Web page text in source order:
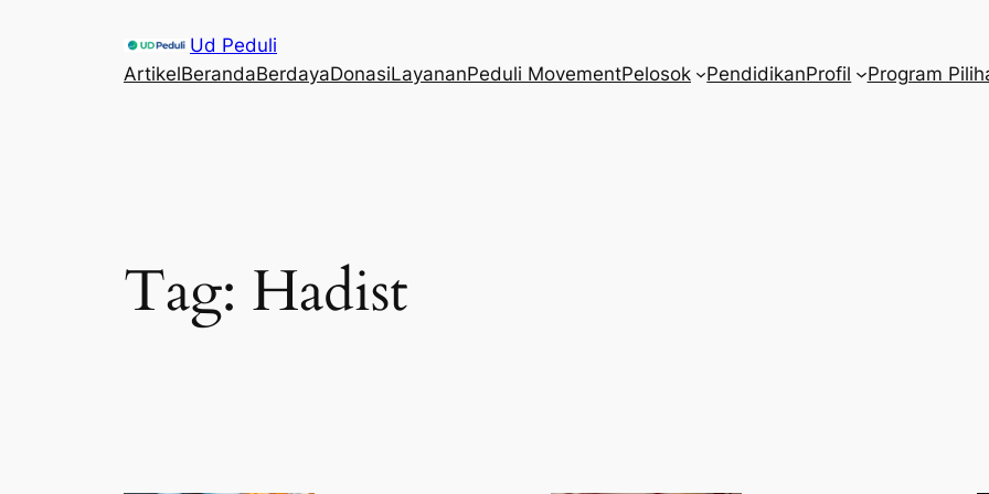
Ud Peduli
ArtikelBerandaBerdayaDonasiLayananPeduli MovementPelosok PendidikanProfil Program
Tag: Hadist